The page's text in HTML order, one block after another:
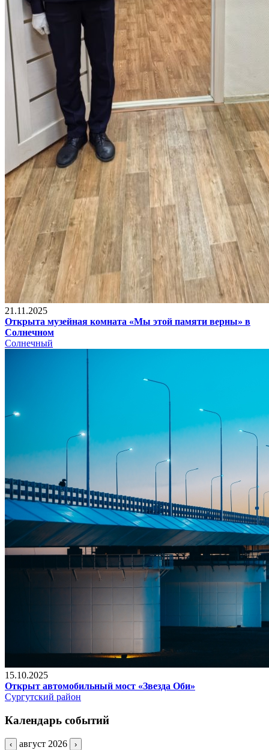
21.11.2025
Открыта музейная комната «Мы этой памяти верны» в
Солнечном
Солнечный
15.10.2025
Открыт автомобильный мост «Звезда Оби»
Сургутский район
Календарь событий
‹ август 2026 ›